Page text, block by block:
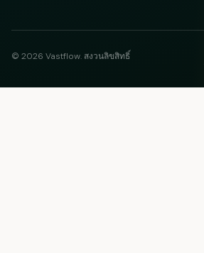
© 2026 Vastflow. สงวนลิขสิทธิ์